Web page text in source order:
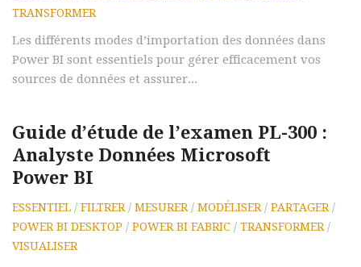
TRANSFORMER
Les différents modes d’importation des données dans
Power BI sont essentiels pour gérer efficacement vos
sources de données et assurer...
Guide d’étude de l’examen PL-300 :
Analyste Données Microsoft
Power BI
ESSENTIEL / FILTRER / MESURER / MODÉLISER / PARTAGER /
POWER BI DESKTOP / POWER BI FABRIC / TRANSFORMER /
VISUALISER